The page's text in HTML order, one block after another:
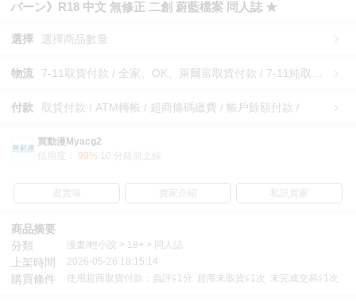
バーン》R18 中文 無修正 二創 蔚藍檔案 同人誌 ★
選擇 選擇商品數量
物流
付款 取貨付款 / ATM轉帳 / 超商條碼繳費 / 帳戶餘額付款 /
買動漫Myacg2
信用度：
99% 10 分鐘前上線
逛賣場 賣家介紹 私訊賣家
商品摘要
分類
漫畫/輕小說 > 18+ > 同人誌
上架時間 2026-05-26 18:15:14
購買條件 使用超商取貨付款：負評≦1分 超商未取貨≦1次 未完成交易≦1次